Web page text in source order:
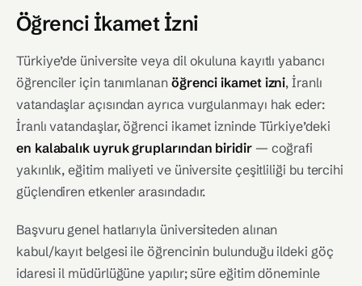
Öğrenci İkamet İzni
Türkiye’de üniversite veya dil okuluna kayıtlı yabancı
öğrenciler için tanımlanan öğrenci ikamet izni, İranlı
vatandaşlar açısından ayrıca vurgulanmayı hak eder:
İranlı vatandaşlar, öğrenci ikamet izninde Türkiye’deki
en kalabalık uyruk gruplarından biridir— coğrafi
yakınlık, eğitim maliyeti ve üniversite çeşitliliği bu tercihi
güçlendiren etkenler arasındadır.
Başvuru genel hatlarıyla üniversiteden alınan
kabul/kayıt belgesi ile öğrencinin bulunduğu ildeki göç
idaresi il müdürlüğüne yapılır; süre eğitim döneminle